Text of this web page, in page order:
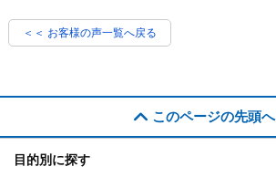
＜＜ お客様の声一覧へ戻る
このページの先頭へ
目的別に探す